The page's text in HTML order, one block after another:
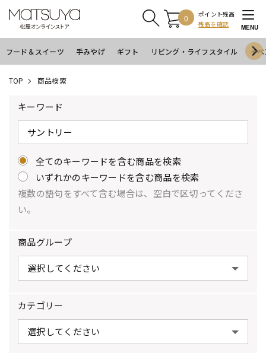
0
ポイント残高
残高を確認
MENU
フード＆スイーツ 手みやげ ギフト リビング・ライフスタイル イ
TOP 商品検索
キーワード
全てのキーワードを含む商品を検索
いずれかのキーワードを含む商品を検索
複数の語句をすべて含む場合は、空白で区切ってくださ
い。
商品グループ
カテゴリー